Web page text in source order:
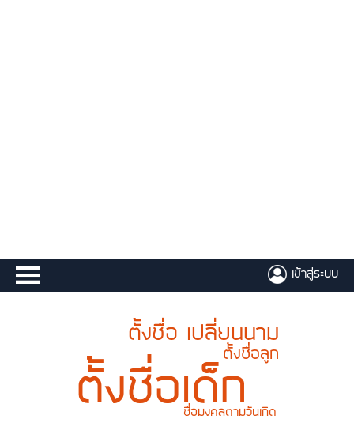
เข้าสู่ระบบ
ตั้งชื่อ เปลี่ยนนาม
ตั้งชื่อลูก
ตั้งชื่อเด็ก
ชื่อมงคลตามวันเกิด